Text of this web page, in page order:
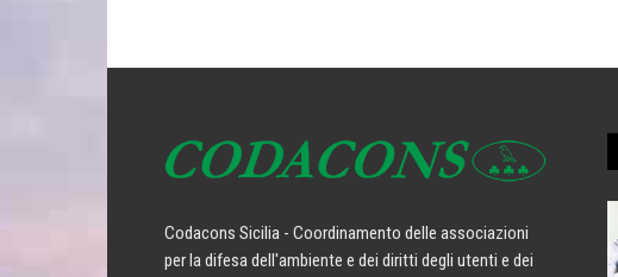
Codacons Sicilia - Coordinamento delle associazioni
per la difesa dell'ambiente e dei diritti degli utenti e dei